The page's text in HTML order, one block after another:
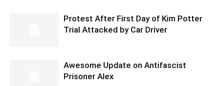
Protest After First Day of Kim Potter
Trial Attacked by Car Driver
Awesome Update on Antifascist
Prisoner Alex